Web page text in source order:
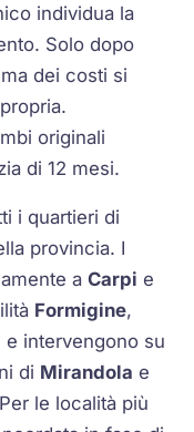
individua la
Solo dopo
dei costi si
originali
di 12 mesi.
i quartieri di
provincia. I
aCarpi e
Formigine,
e intervengono su
di Mirandola e
le località più